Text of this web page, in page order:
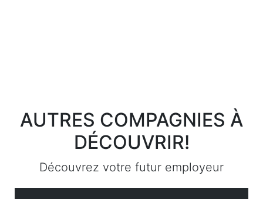
AUTRES COMPAGNIES À
DÉCOUVRIR!
Découvrez votre futur employeur
ALIMENTATION